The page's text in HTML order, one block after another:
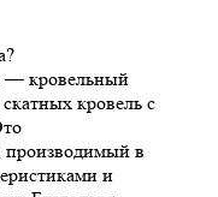
— кровельный
кровель с
производимый в
и